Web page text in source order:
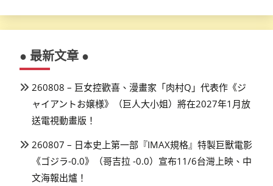
● 最新文章 ●
260808 – 巨女控歡喜、漫畫家「肉村Q」代表作《ジ
ャイアントお嬢様》（巨人大小姐）將在2027年1月放
送電視動畫版！
260807 – 日本史上第一部『IMAX規格』特製巨獸電影
《ゴジラ-0.0》（哥吉拉 -0.0）宣布11/6台灣上映、中
文海報出爐！